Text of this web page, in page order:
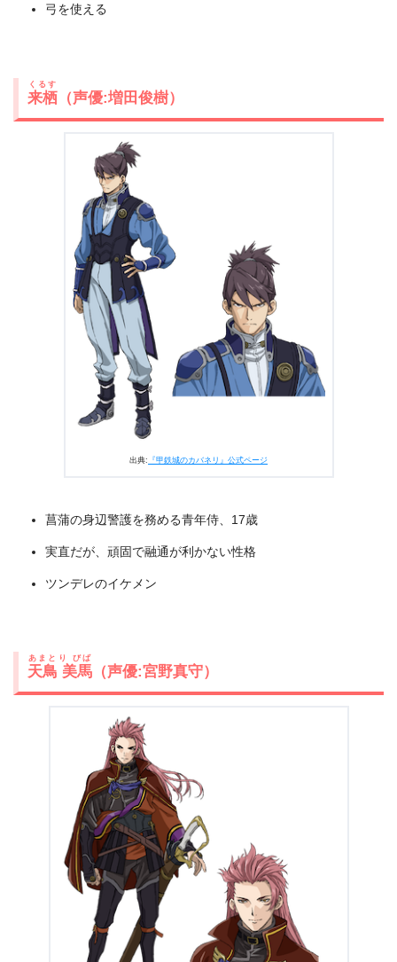
弓を使える
来栖
くるす
（声優:増田俊樹）
出典: 『甲鉄城のカバネリ』公式ページ
菖蒲の身辺警護を務める青年侍、17歳
実直だが、頑固で融通が利かない性格
ツンデレのイケメン
天鳥 美馬
あまとり びば
（声優:宮野真守）